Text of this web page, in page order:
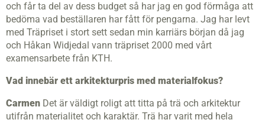
och får ta del av dess budget så har jag en god förmåga att
bedöma vad beställaren har fått för pengarna. Jag har levt
med Träpriset i stort sett sedan min karriärs början då jag
och Håkan Widjedal vann träpriset 2000 med vårt
examensarbete från KTH.
Vad innebär ett arkitekturpris med materialfokus?
Carmen Det är väldigt roligt att titta på trä och arkitektur
utifrån materialitet och karaktär. Trä har varit med hela